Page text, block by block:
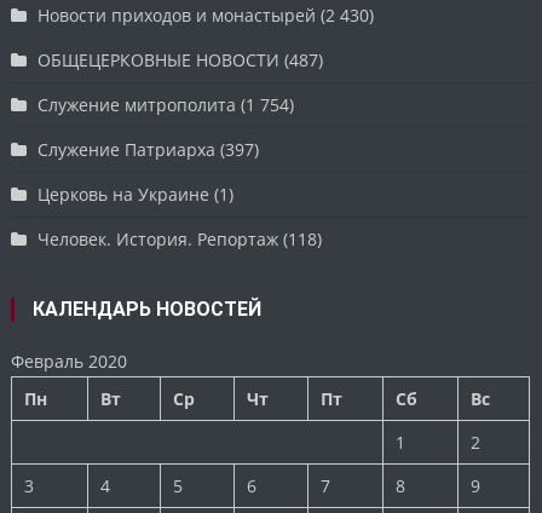
Новости приходов и монастырей (2 430)
ОБЩЕЦЕРКОВНЫЕ НОВОСТИ (487)
Служение митрополита (1 754)
Служение Патриарха (397)
Церковь на Украине (1)
Человек. История. Репортаж (118)
КАЛЕНДАРЬ НОВОСТЕЙ
Февраль 2020
Пн
Вт Ср Чт Пт Сб
Вс
1
2
3
4 5 6 7 8 9